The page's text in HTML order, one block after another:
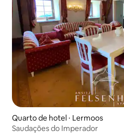
Quarto de hotel ⋅ Lermoos
Saudações do Imperador